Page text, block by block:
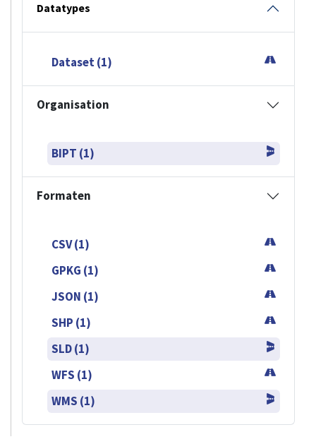
Datatypes
Dataset (1)
Organisation
BIPT (1)
Formaten
CSV (1)
GPKG (1)
JSON (1)
SHP (1)
SLD (1)
WFS (1)
WMS (1)